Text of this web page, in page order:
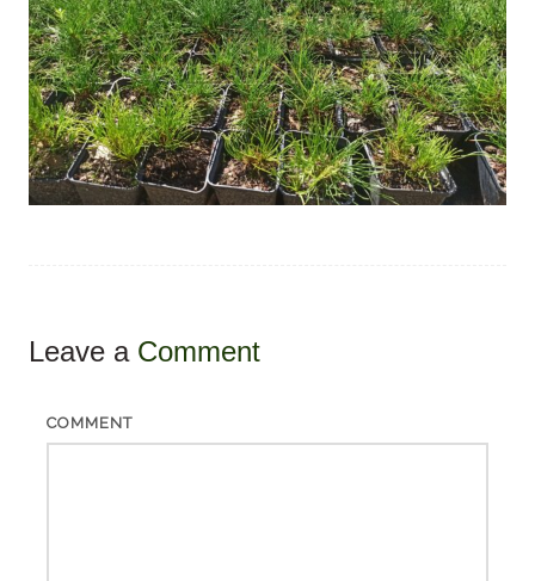
Leave a Comment
COMMENT